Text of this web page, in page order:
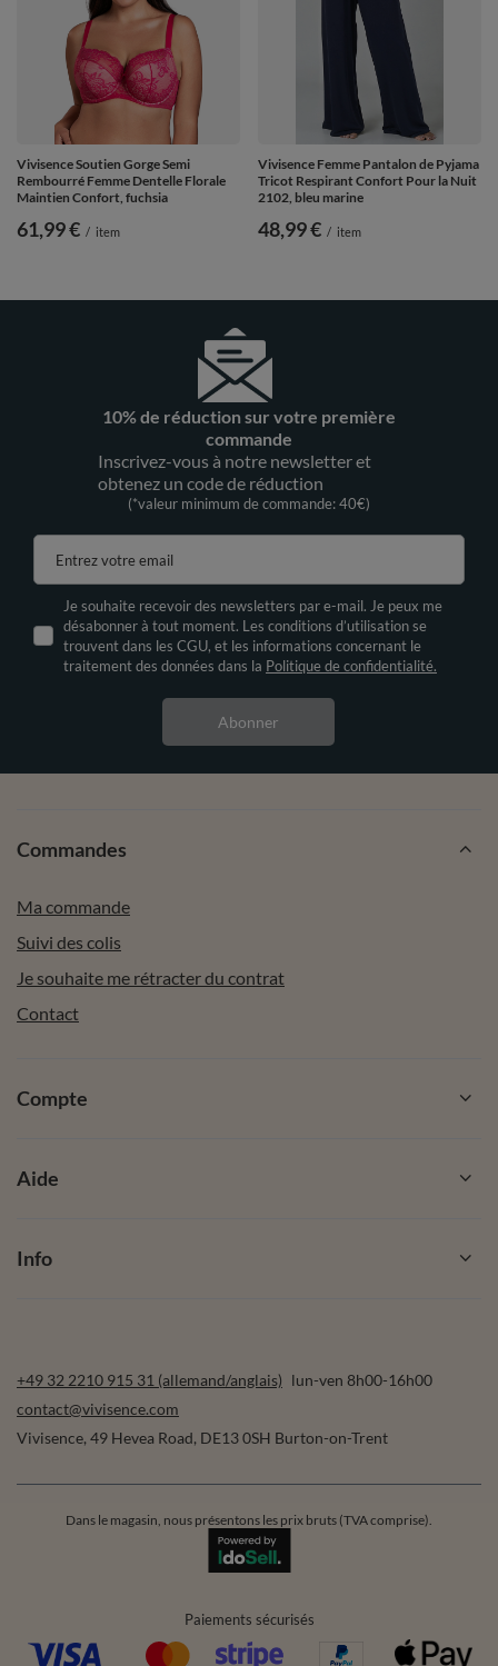
Vivisence Soutien Gorge Semi
Rembourré Femme Dentelle Florale
Maintien Confort, fuchsia
61,99 € / item
Vivisence Femme Pantalon de Pyjama
Tricot Respirant Confort Pour la Nuit
2102, bleu marine
48,99 € / item
10% de réduction sur votre première
commande
Inscrivez-vous à notre newsletter et
obtenez un code de réduction
(*valeur minimum de commande: 40€)
Entrez votre email
Je souhaite recevoir des newsletters par e-mail. Je peux me
désabonner à tout moment. Les conditions d’utilisation se
trouvent dans les CGU, et les informations concernant le
traitement des données dans la Politique de confidentialité.
Abonner
Commandes
Ma commande
Suivi des colis
Je souhaite me rétracter du contrat
Contact
Compte
Aide
Info
+49 32 2210 915 31 (allemand/anglais) lun-ven 8h00-16h00
contact@vivisence.com
Vivisence, 49 Hevea Road, DE13 0SH Burton-on-Trent
Dans le magasin, nous présentons les prix bruts (TVA comprise).
Paiements sécurisés